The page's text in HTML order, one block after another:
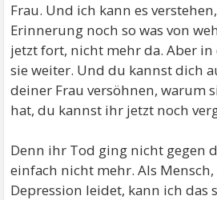
Frau. Und ich kann es
Erinnerung noch so was von
jetzt fort, nicht mehr da. Aber
sie weiter. Und du kannst dich
deiner Frau versöhnen, warum
hat, du kannst ihr jetzt noch
Denn ihr Tod ging nicht gegen
einfach nicht mehr. Als
Depression leidet, kann ich das